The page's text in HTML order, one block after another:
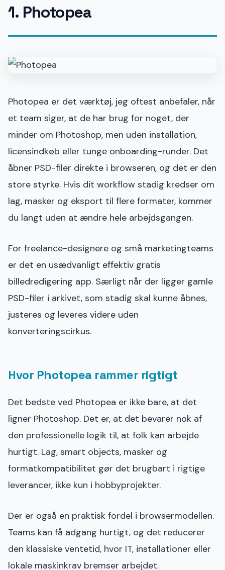
1. Photopea
Photopea er det værktøj, jeg oftest anbefaler, når
et team siger, at de har brug for noget, der
minder om Photoshop, men uden installation,
licensindkøb eller tunge onboarding-runder. Det
åbner PSD-filer direkte i browseren, og det er den
store styrke. Hvis dit workflow stadig kredser om
lag, masker og eksport til flere formater, kommer
du langt uden at ændre hele arbejdsgangen.
For freelance-designere og små marketingteams
er det en usædvanligt effektiv gratis
billedredigering app. Særligt når der ligger gamle
PSD-filer i arkivet, som stadig skal kunne åbnes,
justeres og leveres videre uden
konverteringscirkus.
Hvor Photopea rammer rigtigt
Det bedste ved Photopea er ikke bare, at det
ligner Photoshop. Det er, at det bevarer nok af
den professionelle logik til, at folk kan arbejde
hurtigt. Lag, smart objects, masker og
formatkompatibilitet gør det brugbart i rigtige
leverancer, ikke kun i hobbyprojekter.
Der er også en praktisk fordel i browsermodellen.
Teams kan få adgang hurtigt, og det reducerer
den klassiske ventetid, hvor IT, installationer eller
lokale maskinkrav bremser arbejdet.